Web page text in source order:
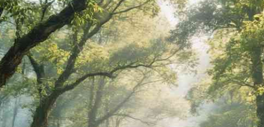
”去的。那时候刚来杭州不久，对这座城市的印象还停留在西湖和断桥。